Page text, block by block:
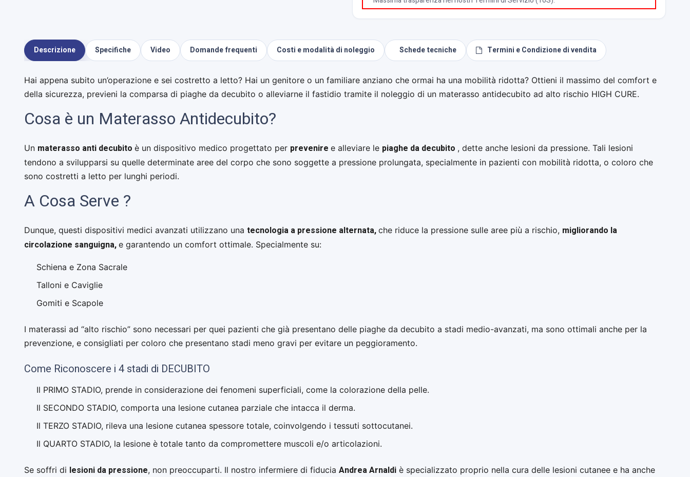
Descrizione Specifiche Video Domande frequenti Costi e modalità di noleggio Schede tecniche Termini e Condizione di vendita
Hai appena subito un’operazione e sei costretto a letto? Hai un genitore o un familiare anziano che ormai ha una mobilità ridotta? Ottieni il massimo del comfort e
della sicurezza, previeni la comparsa di piaghe da decubito o alleviarne il fastidio tramite il noleggio di un materasso antidecubito ad alto rischio HIGH CURE.
Cosa è un Materasso Antidecubito?
Un materasso anti decubito è un dispositivo medico progettato per prevenire e alleviare le piaghe da decubito , dette anche lesioni da pressione. Tali lesioni
tendono a svilupparsi su quelle determinate aree del corpo che sono soggette a pressione prolungata, specialmente in pazienti con mobilità ridotta, o coloro che
sono costretti a letto per lunghi periodi.
A Cosa Serve ?
Dunque, questi dispositivi medici avanzati utilizzano una tecnologia a pressione alternata, che riduce la pressione sulle aree più a rischio, migliorando la
circolazione sanguigna, e garantendo un comfort ottimale. Specialmente su:
Schiena e Zona Sacrale
Talloni e Caviglie
Gomiti e Scapole
I materassi ad “alto rischio” sono necessari per quei pazienti che già presentano delle piaghe da decubito a stadi medio-avanzati, ma sono ottimali anche per la
prevenzione, e consigliati per coloro che presentano stadi meno gravi per evitare un peggioramento.
Come Riconoscere i 4 stadi di DECUBITO
Il PRIMO STADIO, prende in considerazione dei fenomeni superficiali, come la colorazione della pelle.
Il SECONDO STADIO, comporta una lesione cutanea parziale che intacca il derma.
Il TERZO STADIO, rileva una lesione cutanea spessore totale, coinvolgendo i tessuti sottocutanei.
Il QUARTO STADIO, la lesione è totale tanto da compromettere muscoli e/o articolazioni.
Se soffri di lesioni da pressione, non preoccuparti. Il nostro infermiere di fiducia Andrea Arnaldi è specializzato proprio nella cura delle lesioni cutanee e ha anche